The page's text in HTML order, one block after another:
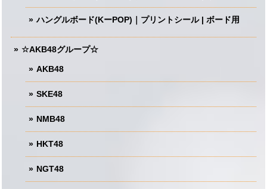
ハングルボード(KーPOP)｜プリントシール | ボード用
☆AKB48グループ☆
AKB48
SKE48
NMB48
HKT48
NGT48